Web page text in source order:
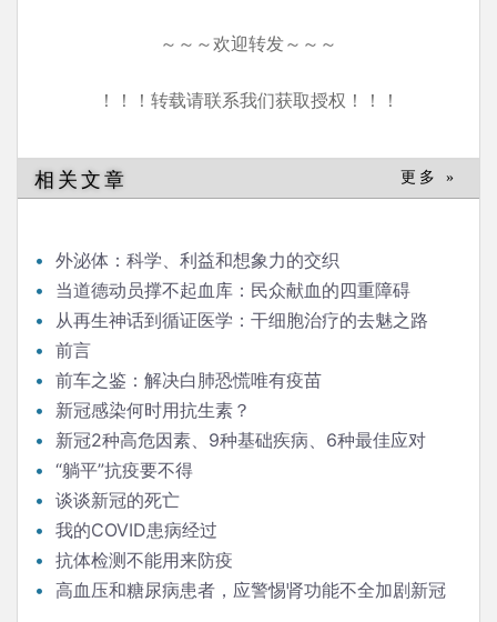
～～～欢迎转发～～～
！！！转载请联系我们获取授权！！！
相关文章 更多 »
外泌体：科学、利益和想象力的交织
当道德动员撑不起血库：民众献血的四重障碍
从再生神话到循证医学：干细胞治疗的去魅之路
前言
前车之鉴：解决白肺恐慌唯有疫苗
新冠感染何时用抗生素？
新冠2种高危因素、9种基础疾病、6种最佳应对
“躺平”抗疫要不得
谈谈新冠的死亡
我的COVID患病经过
抗体检测不能用来防疫
高血压和糖尿病患者，应警惕肾功能不全加剧新冠